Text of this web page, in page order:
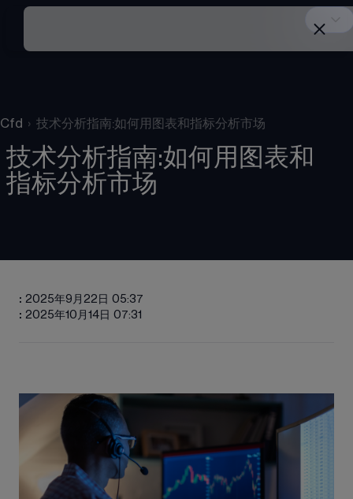
Cfd › 技术分析指南:如何用图表和指标分析市场
技术分析指南:如何用图表和
指标分析市场
: 2025年9月22日 05:37
: 2025年10月14日 07:31